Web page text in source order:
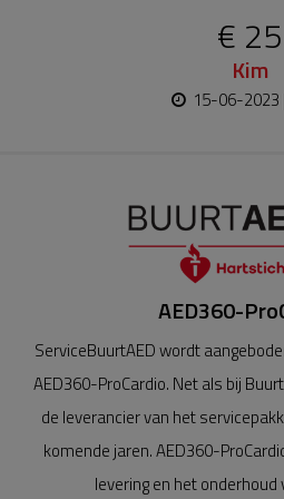
€ 25
Kim
15-06-2023
AED360-
ServiceBuurtAED wordt
AED360-ProCardio. Net als bij
de leverancier van het
komende jaren. AED360-
levering en het onderhoud